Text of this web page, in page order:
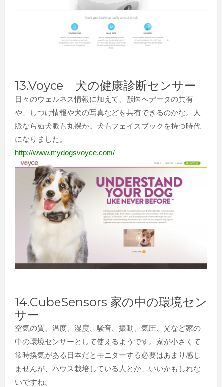
13.Voyce 犬の健康診断センサー
日々のウェルネス情報に加えて、獣医へデータの共有
や、しつけ情報や犬の写真などを共有できるのかな。人
脈ならぬ犬脈も丸裸か。犬もフェイスブックを持つ時代
になりました。
http://www.mydogsvoyce.com/
14.CubeSensors 家の中の環境セン
サー
空気の質、温度、湿度、騒音、振動、気圧、光など家の
中の環境センサーとして使えるようです。家が小さくて
常時換気がある日本だとモニターする必要はあまり感じ
ませんが、ハウス栽培している人とか、いいかもしれな
いですね。